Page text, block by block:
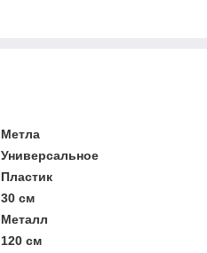
Метла
Универсальное
Пластик
30 см
Металл
120 см